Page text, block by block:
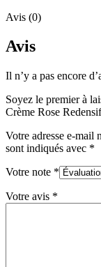
Avis (0)
Avis
Il n’y a pas encore
Soyez le premier à
Crème Rose
Votre adresse e-mail
sont indiqués avec *
Votre note *
Votre avis *